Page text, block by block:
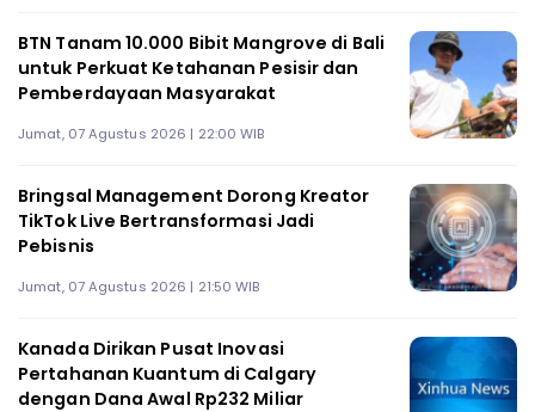
BTN Tanam 10.000 Bibit Mangrove di Bali
untuk Perkuat Ketahanan Pesisir dan
Pemberdayaan Masyarakat
Jumat, 07 Agustus 2026 | 22:00 WIB
Bringsal Management Dorong Kreator
TikTok Live Bertransformasi Jadi
Pebisnis
Jumat, 07 Agustus 2026 | 21:50 WIB
Kanada Dirikan Pusat Inovasi
Pertahanan Kuantum di Calgary
dengan Dana Awal Rp232 Miliar